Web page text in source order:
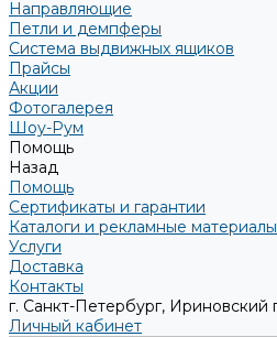
Направляющие
Петли и демпферы
Система выдвижных ящиков
Прайсы
Акции
Фотогалерея
Шоу-Рум
Помощь
Назад
Помощь
Сертификаты и гарантии
Каталоги и рекламные материалы
Услуги
Доставка
Контакты
г. Санкт-Петербург,
Личный кабинет